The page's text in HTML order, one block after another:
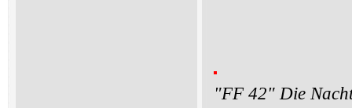
"FF 42" Die